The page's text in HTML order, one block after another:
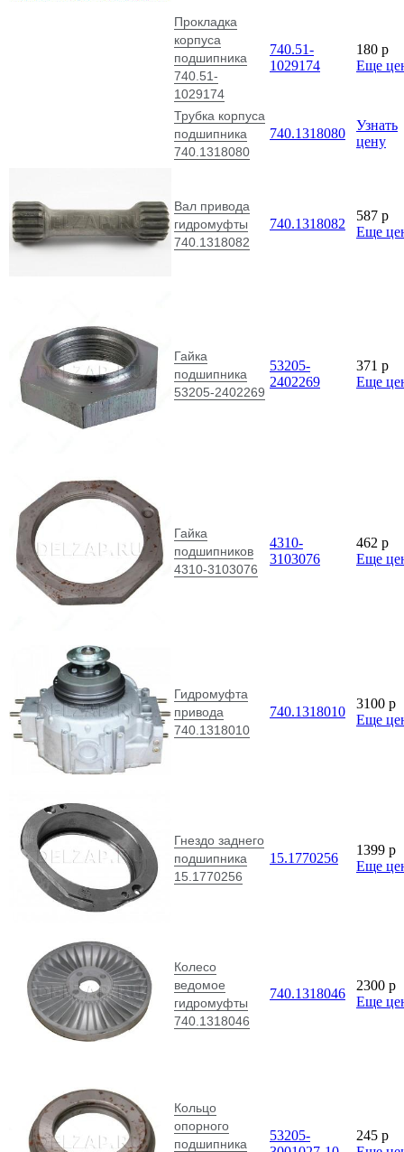
Прокладка
корпуса
подшипника
740.51-
1029174
740.51-
1029174
180 p
Еще
Трубка корпуса
подшипника
740.1318080
740.1318080
Узнать
цену
Вал привода
гидромуфты
740.1318082
740.1318082
587 p
Еще
Гайка
подшипника
53205-2402269
53205-
2402269
371 p
Еще
Гайка
подшипников
4310-3103076
4310-
3103076
462 p
Еще
Гидромуфта
привода
740.1318010
740.1318010
3100 p
Еще
Гнездо заднего
подшипника
15.1770256
15.1770256
1399 p
Еще
Колесо
ведомое
гидромуфты
740.1318046
740.1318046
2300 p
Еще
Кольцо
опорного
подшипника
53205-
245 p